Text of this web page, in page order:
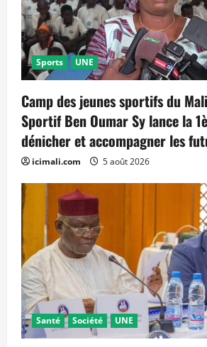
Sports UNE
Camp des jeunes sportifs du
Sportif Ben Oumar Sy lance la
dénicher et accompagner les
icimali.com 5 août 2026
Santé Société UNE